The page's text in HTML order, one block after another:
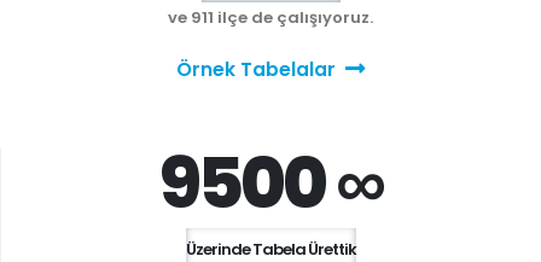
ve 911 ilçe de çalışıyoruz.
Örnek Tabelalar
9500 ∞
Üzerinde Tabela Ürettik